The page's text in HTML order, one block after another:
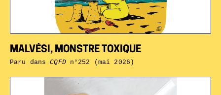
MALVÉSI, MONSTRE TOXIQUE
Paru dansCQFDn°252 (mai 2026)